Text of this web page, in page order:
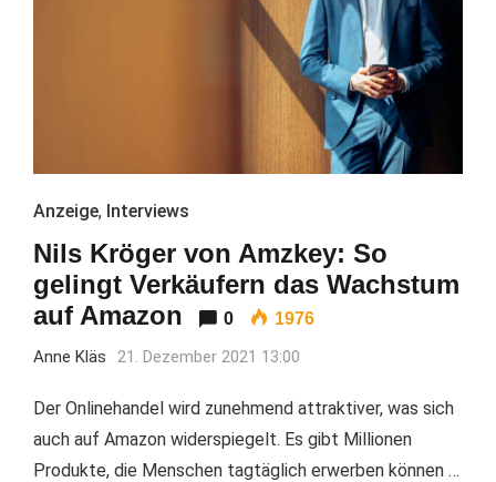
Anzeige, Interviews
Nils Kröger von Amzkey: So
gelingt Verkäufern das Wachstum
auf Amazon
0 1976
Anne Kläs 21. Dezember 2021 13:00
Der Onlinehandel wird zunehmend attraktiver, was sich
auch auf Amazon widerspiegelt. Es gibt Millionen
Produkte, die Menschen tagtäglich erwerben können …